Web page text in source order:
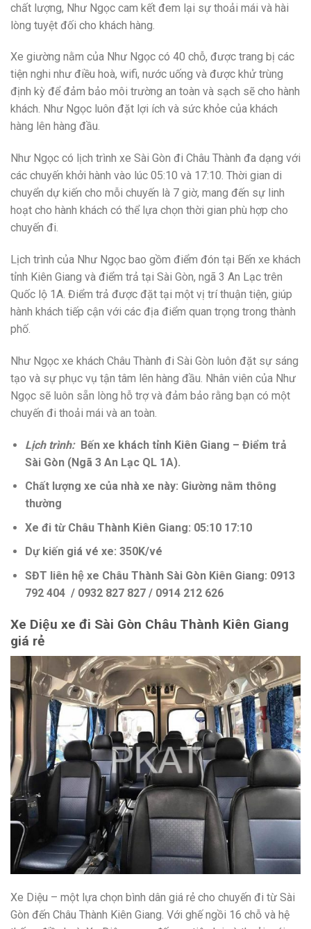
chất lượng, Như Ngọc cam kết đem lại sự thoải mái và hài
lòng tuyệt đối cho khách hàng.
Xe giường nằm của Như Ngọc có 40 chỗ, được trang bị các
tiện nghi như điều hoà, wifi, nước uống và được khử trùng
định kỳ để đảm bảo môi trường an toàn và sạch sẽ cho hành
khách. Như Ngọc luôn đặt lợi ích và sức khỏe của khách
hàng lên hàng đầu.
Như Ngọc có lịch trình xe Sài Gòn đi Châu Thành đa dạng với
các chuyến khởi hành vào lúc 05:10 và 17:10. Thời gian di
chuyển dự kiến cho mỗi chuyến là 7 giờ, mang đến sự linh
hoạt cho hành khách có thể lựa chọn thời gian phù hợp cho
chuyến đi.
Lịch trình của Như Ngọc bao gồm điểm đón tại Bến xe khách
tỉnh Kiên Giang và điểm trả tại Sài Gòn, ngã 3 An Lạc trên
Quốc lộ 1A. Điểm trả được đặt tại một vị trí thuận tiện, giúp
hành khách tiếp cận với các địa điểm quan trọng trong thành
phố.
Như Ngọc xe khách Châu Thành đi Sài Gòn luôn đặt sự sáng
tạo và sự phục vụ tận tâm lên hàng đầu. Nhân viên của Như
Ngọc sẽ luôn sẵn lòng hỗ trợ và đảm bảo rằng bạn có một
chuyến đi thoải mái và an toàn.
Lịch trình: Bến xe khách tỉnh Kiên Giang – Điểm trả
Sài Gòn (Ngã 3 An Lạc QL 1A).
Chất lượng xe của nhà xe này: Giường nằm thông
thường
Xe đi từ Châu Thành Kiên Giang: 05:10 17:10
Dự kiến giá vé xe: 350K/vé
SĐT liên hệ xe Châu Thành Sài Gòn Kiên Giang: 0913
792 404 / 0932 827 827 / 0914 212 626
Xe Diệu xe đi Sài Gòn Châu Thành Kiên Giang
giá rẻ
Xe Diệu – một lựa chọn bình dân giá rẻ cho chuyến đi từ Sài
Gòn đến Châu Thành Kiên Giang. Với ghế ngồi 16 chỗ và hệ